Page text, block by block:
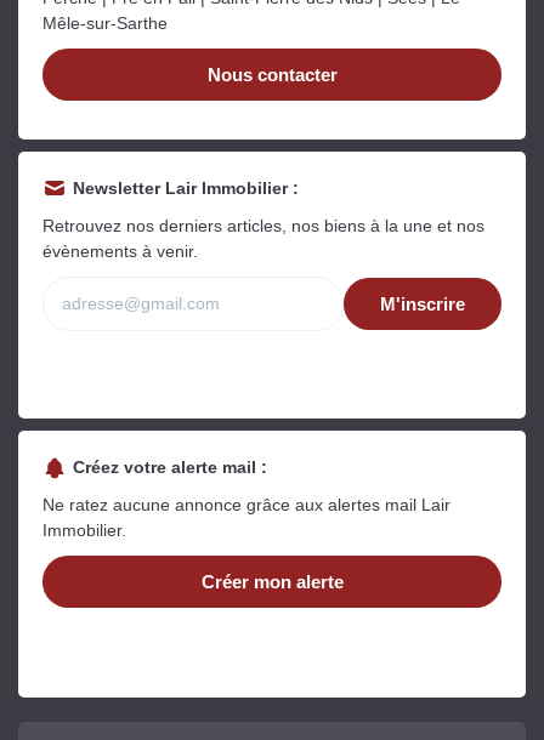
Rapide et gratuit, recevez votre estimation
en quelques clics.
Estimer mon bien maintenant
Mêle-sur-Sarthe
Nous contacter
Newsletter Lair Immobilier :
Retrouvez nos derniers articles, nos biens à la une et nos
évènements à venir.
M'inscrire
Créez votre alerte mail :
Ne ratez aucune annonce grâce aux alertes mail Lair
Immobilier.
Créer mon alerte